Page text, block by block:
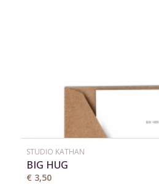
STUDIO KATHAN
BIG HUG
€ 3,50